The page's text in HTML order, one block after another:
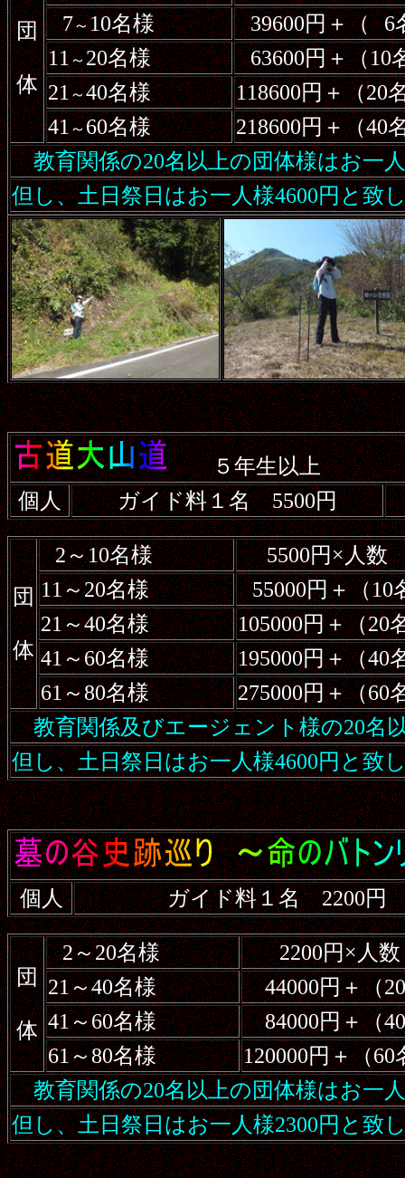
団
体
7～10名様 39600円＋（
6
11～20名様
63600円＋（10
21～40名様
118600円＋（20
41～60名様
218600円＋（40
教育関係の20名以上の団体様はお一
但し、土日祭日はお一人様4600円と致
５年生以上
個人
ガイド料１名 5500円
団
体
2～10名様
5500円×人数
11～20名様
55000円＋（
21～40名様
105000円＋（20
41～60名様
195000円＋（40
61～80名様
275000円＋（60
教育関係及びエージェント様の20名
但し、土日祭日はお一人様4600円と致
個人 ガイド料１名 2200円
団
体
2～20名様
2200円×人数
21～40名様
44000円＋（20
41～60名様
84000円＋（40
61～80名様
120000円＋（
教育関係の20名以上の団体様はお一
但し、土日祭日はお一人様2300円と致